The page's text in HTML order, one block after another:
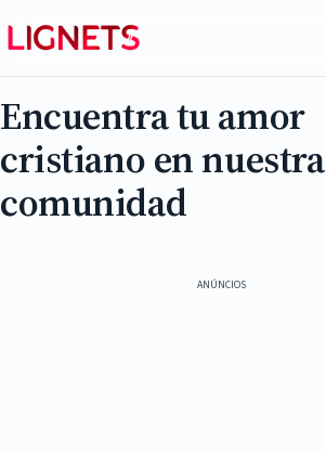
Encuentra tu amor
cristiano en nuestra
comunidad
ANÚNCIOS